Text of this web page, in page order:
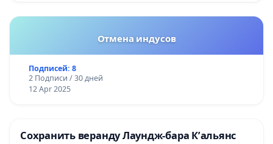
Отмена индусов
Подписей: 8
2 Подписи / 30 дней
12 Apr 2025
Сохранить веранду Лаундж-бара К’альянс